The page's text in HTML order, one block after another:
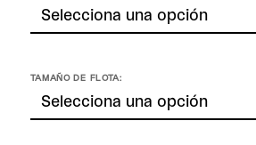
TAMAÑO DE FLOTA: